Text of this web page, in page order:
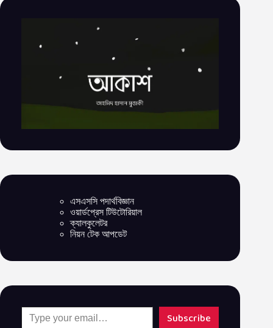
এসএসসি পদার্থবিজ্ঞান
ওয়ার্ডপ্রেস টিউটোরিয়াল
ক্যালকুলেটর
নিয়ন টেক আপডেট
Type your email…
Subscribe